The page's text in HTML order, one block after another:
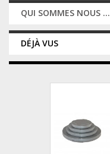
QUI SOMMES NOUS ...
DÉJÀ VUS